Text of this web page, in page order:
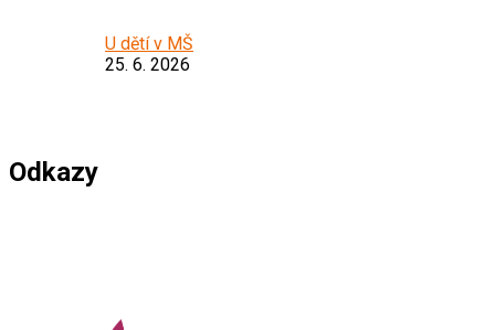
U dětí v MŠ
25. 6. 2026
Odkazy